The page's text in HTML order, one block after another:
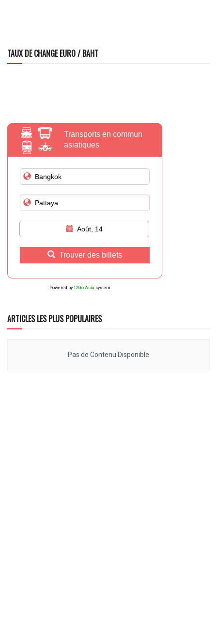
TAUX DE CHANGE EURO / BAHT
Transports en commun
asiatiques
Août, 14
Trouver des billets
Powered by 12Go Asia system
ARTICLES LES PLUS POPULAIRES
Pas de Contenu Disponible